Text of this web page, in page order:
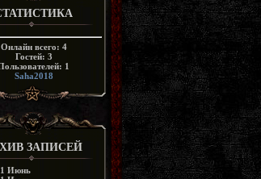
Онлайн всего: 4
Гостей: 3
1
Saha2018
ЗАПИСЕЙ
Июнь